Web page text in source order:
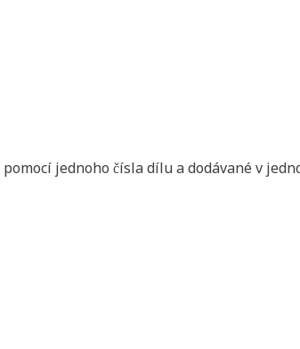
jednoho čísla dílu a dodávané v